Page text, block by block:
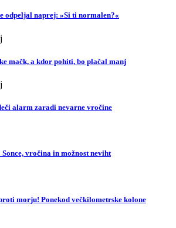
odpeljal naprej: »Si ti normalen?«
mačk, a kdor pohiti, bo plačal manj
alarm zaradi nevarne vročine
vročina in možnost neviht
morju! Ponekod večkilometrske kolone